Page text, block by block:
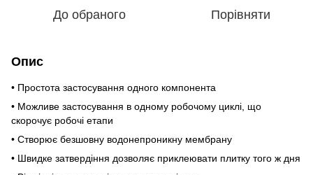
До обраного Порівняти
Опис
• Простота застосування одного компонента
• Можливе застосування в одному робочому циклі, що
скорочує робочі етапи
• Створює безшовну водонепроникну мембрану
• Швидке затвердіння дозволяє приклеювати плитку того ж дня